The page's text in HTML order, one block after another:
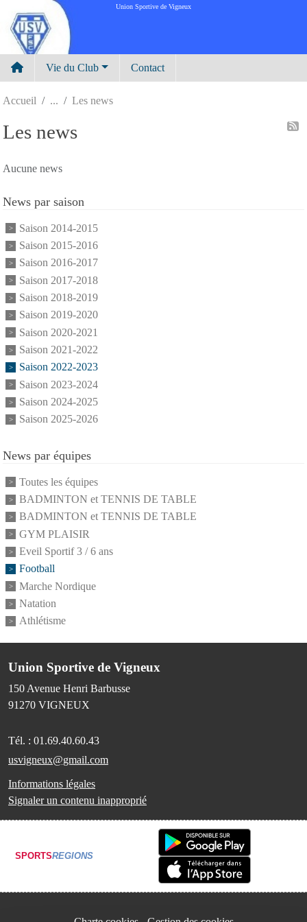
Union Sportive de Vigneux
Vie du Club Contact
Accueil Les news
Les news
Aucune news
News par saison
Saison 2014-2015
Saison 2015-2016
Saison 2016-2017
Saison 2017-2018
Saison 2018-2019
Saison 2019-2020
Saison 2020-2021
Saison 2021-2022
Saison 2022-2023
Saison 2023-2024
Saison 2024-2025
Saison 2025-2026
News par équipes
Toutes les équipes
BADMINTON et TENNIS DE TABLE
BADMINTON et TENNIS DE TABLE
GYM PLAISIR
Eveil Sportif 3 / 6 ans
Football
Marche Nordique
Natation
Athlétisme
Union Sportive de Vigneux
150 Avenue Henri Barbusse
91270 VIGNEUX
Tél. : 01.69.40.60.43
usvigneux@gmail.com
Informations légales
Signaler un contenu inapproprié
SPORTSREGIONS
Panneau de gestion des cookies